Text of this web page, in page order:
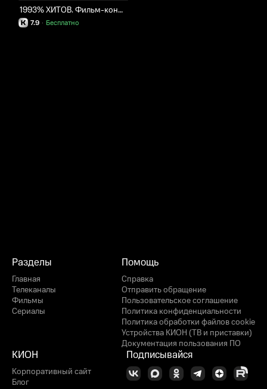
1993% ХИТОВ. Фильм-концерт!
7.9 Бесплатно
·
Разделы
Главная
Телеканалы
Фильмы
Сериалы
Помощь
Справка
Отправить обращение
Пользовательское соглашение
Политика конфиденциальности
Политика обработки файлов cookie
Устройства КИОН (ТВ и приставки)
Документация пользования ПО
КИОН
Корпоративный сайт
Блог
Подписывайся